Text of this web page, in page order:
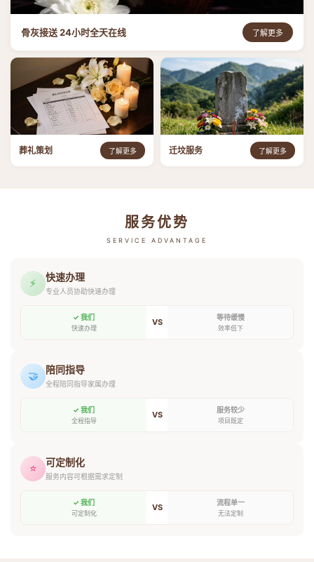
骨灰接送 24小时全天在线 了解更多
葬礼策划 了解更多 迁坟服务 了解更多
服务优势
SERVICE ADVANTAGE
⚡ 快速办理
专业人员协助快速办理
✓ 我们
快速办理
VS 等待缓慢
效率低下
🤝 陪同指导
全程陪同指导家属办理
✓ 我们
全程指导
VS 服务较少
项目既定
⭐ 可定制化
服务内容可根据需求定制
✓ 我们
可定制化
VS 流程单一
无法定制